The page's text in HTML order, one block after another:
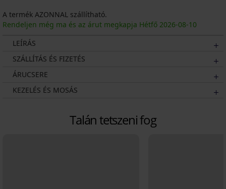
A termék AZONNAL szállítható.
Rendeljen még ma és az árut megkapja Hétfő 2026-08-10
LEÍRÁS
SZÁLLÍTÁS ÉS FIZETÉS
ÁRUCSERE
KEZELÉS ÉS MOSÁS
Talán tetszeni fog